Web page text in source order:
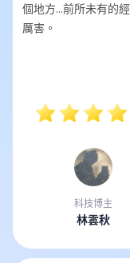
個地方...前所未有的
厲害。
科技博主
林雲秋